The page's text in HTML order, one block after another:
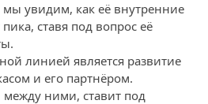
мы увидим, как её внутренние
ставя под вопрос её
линией является развитие
и его партнёром.
ними, ставит под